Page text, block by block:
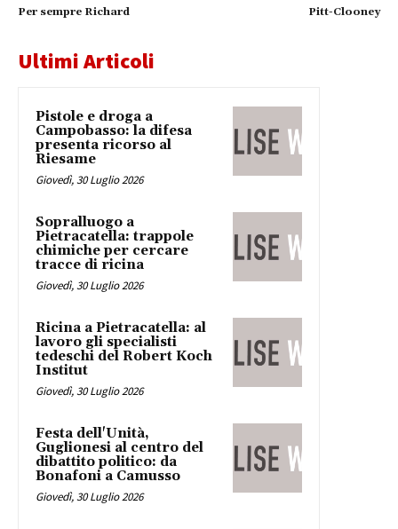
Per sempre Richard Pitt-Clooney
Ultimi Articoli
Pistole e droga a
Campobasso: la difesa
presenta ricorso al
Riesame
Giovedì, 30 Luglio 2026
Sopralluogo a
Pietracatella: trappole
chimiche per cercare
tracce di ricina
Giovedì, 30 Luglio 2026
Ricina a Pietracatella: al
lavoro gli specialisti
tedeschi del Robert Koch
Institut
Giovedì, 30 Luglio 2026
Festa dell'Unità,
Guglionesi al centro del
dibattito politico: da
Bonafoni a Camusso
Giovedì, 30 Luglio 2026